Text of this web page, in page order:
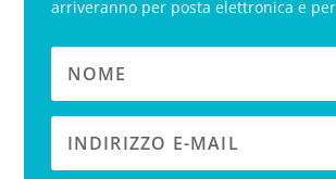
arriveranno per posta elettronica e